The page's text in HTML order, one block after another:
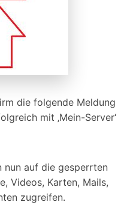
die folgende Meldung
mit ‚Mein-Server‘
nun auf die gesperrten
Videos, Karten, Mails,
zugreifen.